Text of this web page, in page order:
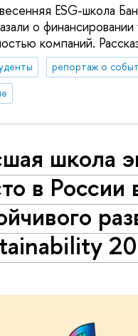
ESG-школа
о
компаний.
репортаж о
школа
в России